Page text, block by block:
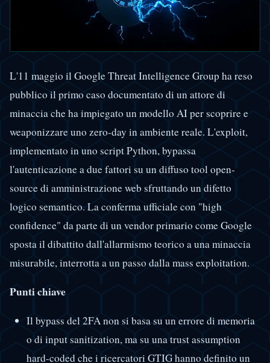
L'11 maggio il Google Threat Intelligence Group ha reso
pubblico il primo caso documentato di un attore di
minaccia che ha impiegato un modello AI per scoprire e
weaponizzare uno zero-day in ambiente reale. L'exploit,
implementato in uno script Python, bypassa
l'autenticazione a due fattori su un diffuso tool open-
source di amministrazione web sfruttando un difetto
logico semantico. La conferma ufficiale con "high
confidence" da parte di un vendor primario come Google
sposta il dibattito dall'allarmismo teorico a una minaccia
misurabile, interrotta a un passo dalla mass exploitation.
Punti chiave
Il bypass del 2FA non si basa su un errore di memoria
o di input sanitization, ma su una trust assumption
hard-coded che i ricercatori GTIG hanno definito un